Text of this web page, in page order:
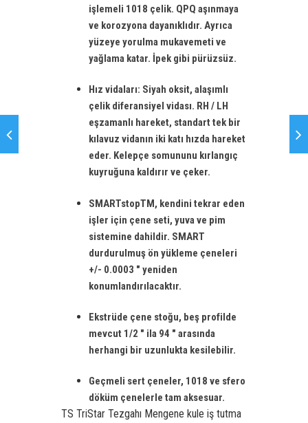
işlemeli 1018 çelik. QPQ aşınmaya
ve korozyona dayanıklıdır. Ayrıca
yüzeye yorulma mukavemeti ve
yağlama katar. İpek gibi pürüzsüz.
Hız vidaları: Siyah oksit, alaşımlı
çelik diferansiyel vidası. RH / LH
eşzamanlı hareket, standart tek bir
kılavuz vidanın iki katı hızda hareket
eder. Kelepçe somununu kırlangıç ​​
kuyruğuna kaldırır ve çeker.
SMARTstopTM, kendini tekrar eden
işler için çene seti, yuva ve pim
sistemine dahildir. SMART
durdurulmuş ön yükleme çeneleri
+/- 0.0003 ″ yeniden
konumlandırılacaktır.
Ekstrüde çene stoğu, beş profilde
mevcut 1/2 ″ ila 94 ″ arasında
herhangi bir uzunlukta kesilebilir.
Geçmeli sert çeneler, 1018 ve sfero
döküm çenelerle tam aksesuar.
TS TriStar Tezgahı Mengene kule iş tutma